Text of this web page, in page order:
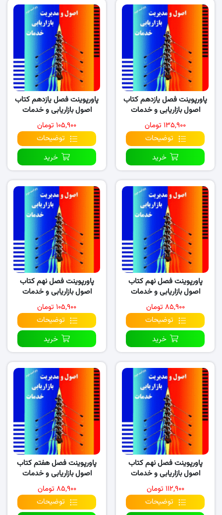
پاورپوینت فصل یازدهم کتاب
اصول بازاریابی و خدمات
(نسخه ۲)
۱۳۵,۹۰۰ تومان
توضیحات
خرید
پاورپوینت فصل یازدهم کتاب
اصول بازاریابی و خدمات
(نسخه ۱)
۱۰۵,۹۰۰ تومان
توضیحات
خرید
پاورپوینت فصل نهم کتاب
اصول بازاریابی و خدمات
(نسخه ۳)
۸۵,۹۰۰ تومان
توضیحات
خرید
پاورپوینت فصل نهم کتاب
اصول بازاریابی و خدمات
(نسخه ۲)
۱۰۵,۹۰۰ تومان
توضیحات
خرید
پاورپوینت فصل نهم کتاب
اصول بازاریابی و خدمات
(نسخه ۱)
۱۱۲,۹۰۰ تومان
توضیحات
پاورپوینت فصل هفتم کتاب
اصول بازاریابی و خدمات
(نسخه ۲)
۸۵,۹۰۰ تومان
توضیحات